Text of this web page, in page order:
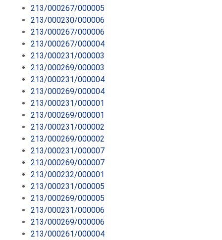
213/000267/000005
213/000230/000006
213/000267/000006
213/000267/000004
213/000231/000003
213/000269/000003
213/000231/000004
213/000269/000004
213/000231/000001
213/000269/000001
213/000231/000002
213/000269/000002
213/000231/000007
213/000269/000007
213/000232/000001
213/000231/000005
213/000269/000005
213/000231/000006
213/000269/000006
213/000261/000004